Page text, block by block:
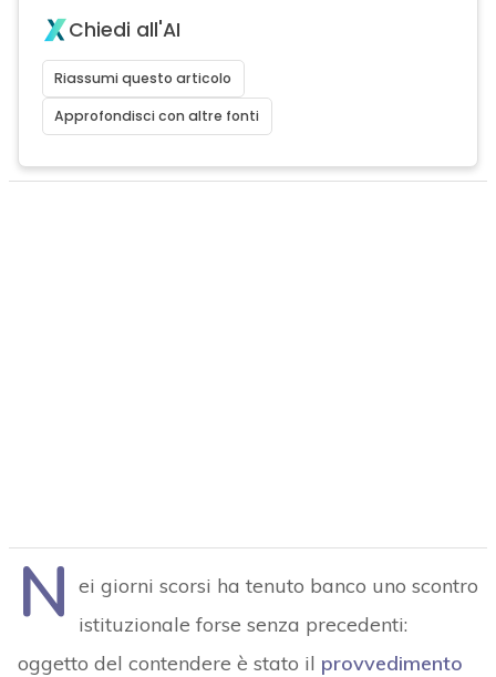
Chiedi all'AI
Riassumi questo articolo
Approfondisci con altre fonti
N ei giorni scorsi ha tenuto banco uno scontro
istituzionale forse senza precedenti:
oggetto del contendere è stato il provvedimento